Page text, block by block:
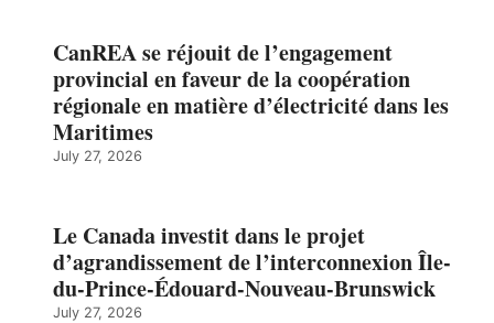
CanREA se réjouit de l’engagement
provincial en faveur de la coopération
régionale en matière d’électricité dans les
Maritimes
July 27, 2026
Le Canada investit dans le projet
d’agrandissement de l’interconnexion Île-
du-Prince-Édouard-Nouveau-Brunswick
July 27, 2026